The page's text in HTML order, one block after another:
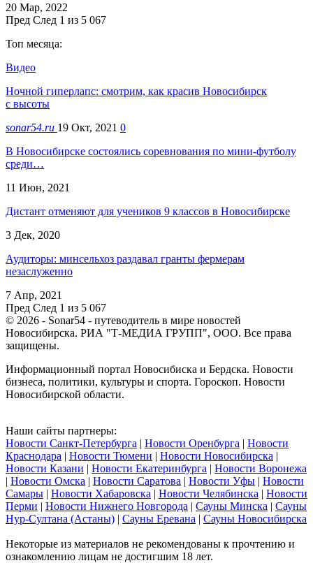
20 Мар, 2022
Пред След 1 из 5 067
Топ месяца:
Видео
Ночной гиперлапс: смотрим, как красив Новосибирск
с высоты
sonar54.ru 19 Окт, 2021 0
В Новосибирске состоялись соревнования по мини-футболу
среди…
11 Июн, 2021
Дистант отменяют для учеников 9 классов в Новосибирске
3 Дек, 2020
Аудиторы: минсельхоз раздавал гранты фермерам
незаслуженно
7 Апр, 2021
Пред След 1 из 5 067
© 2026 - Sonar54 - путеводитель в мире новостей
Новосибирска. РИА "Т-МЕДИА ГРУПП", ООО. Все права
защищены.
Информационный портал Новосибиска и Бердска. Новости
бизнеса, политики, культуры и спорта. Гороскоп. Новости
Новосибирской области.
Наши сайты партнеры:
Новости Санкт-Петербурга | Новости Оренбурга | Новости
Краснодара | Новости Тюмени | Новости Новосибирска |
Новости Казани | Новости Екатеринбурга | Новости Воронежа
| Новости Омска | Новости Саратова | Новости Уфы | Новости
Самары | Новости Хабаровска | Новости Челябинска | Новости
Перми | Новости Нижнего Новгорода | Сауны Минска | Сауны
Нур-Султана (Астаны) | Сауны Еревана | Сауны Новосибирска
Некоторые из материалов не рекомендованы к прочтению и
ознакомлению лицам не достигшим 18 лет.